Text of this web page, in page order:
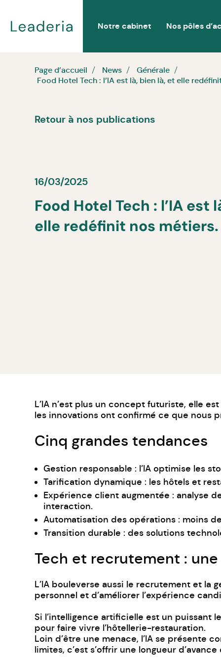
Notre cabinet Nos pôles
Page d’accueil News
Générale
Food Hotel Tech : l’IA est là, bien là, et elle
Retour à nos publications
16/03/2025
Food Hotel Tech : l’IA est
elle redéfinit nos métiers.
L’IA n’est plus un concept futuriste, elle
les innovations ont confirmé ce que nous
Cinq grandes tendances
Gestion responsable : l’IA optimise les
Tarification dynamique : les hôtels et
Expérience client augmentée : analyse
interaction.
Automatisation des opérations : moins
Transition durable : des solutions
Tech et recrutement :
L’IA bouleverse aussi le recrutement et la
personnel et d’améliorer l’expérience
Si l’intelligence artificielle est un puissant
pour faire vivre l’hôtellerie-restauration.
Loin d’être une menace, l’IA se présente
limites, c’est s’offrir une longueur